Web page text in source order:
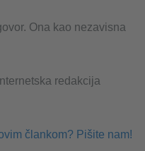
Ona kao nezavisna
redakcija
člankom? Pišite nam!